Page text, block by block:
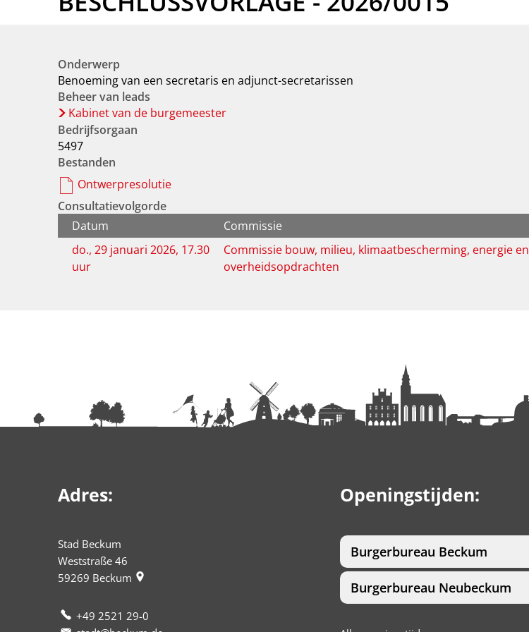
Onderwerp
Benoeming van een secretaris en adjunct-secretarissen
Beheer van leads
Kabinet van de burgemeester
Bedrijfsorgaan
5497
Bestanden
Ontwerpresolutie
Consultatievolgorde
Datum
Commissie
do., 29 januari 2026, 17.30
uur
Commissie bouw, milieu, klimaatbescherming, energie en
overheidsopdrachten
Adres:
Stad Beckum
Weststraße 46
59269 Beckum
+49 2521 29-0
Openingstijden:
Burgerbureau Beckum
Burgerbureau Neubeckum